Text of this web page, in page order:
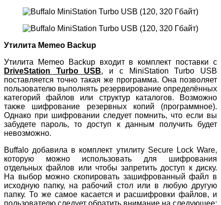
Утилита Memeo Backup
Утилита Memeo Backup входит в комплект поставки с
DriveStation Turbo USB, и с MiniStation Turbo USB
поставляется точно такая же программа. Она позволяет
пользователю выполнять резервирование определённых
категорий файлов или структур каталогов. Возможно
также шифрование резервных копий (программное).
Однако при шифровании следует помнить, что если вы
забудете пароль, то доступ к данным получить будет
невозможно.
Buffalo добавила в комплект утилиту Secure Lock Ware,
которую можно использовать для шифрования
отдельных файлов или чтобы запретить доступ к диску.
На выбор можно скопировать зашифрованный файл в
исходную папку, на рабочий стол или в любую другую
папку. То же самое касается и расшифровки файлов, и